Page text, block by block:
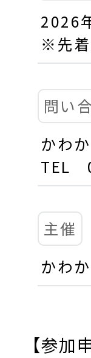
2026
※先着
問い
かわ
TEL
主催
かわ
【参加